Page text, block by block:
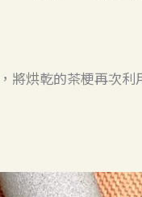
將烘乾的茶梗再次利